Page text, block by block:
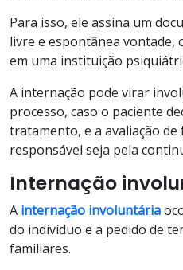
Para isso, ele assina um
livre e espontânea vontade,
em uma instituição
A internação pode virar
processo, caso o paciente
tratamento, e a avaliação
responsável seja pela
Internação
A internação involuntária
do indivíduo e a pedido de
familiares.